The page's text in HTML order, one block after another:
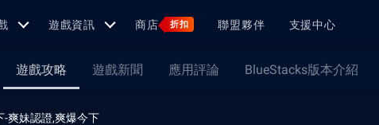
遊戲資訊 商店 折扣 聯盟夥伴 支援中心
遊戲攻略 遊戲新聞 應用評論 BlueStacks版本介紹
-爽妹認證,爽爆今下